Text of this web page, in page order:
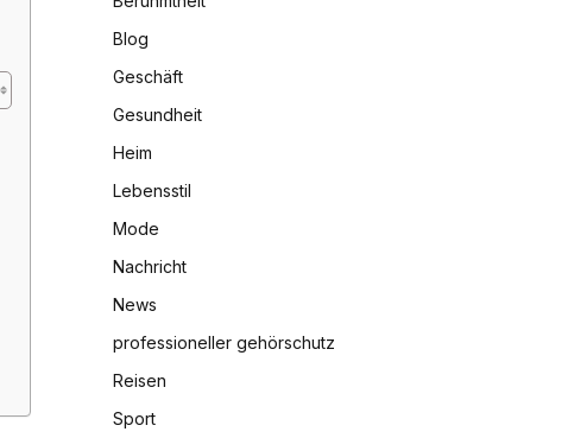
Blog
Geschäft
Gesundheit
Heim
Lebensstil
Mode
Nachricht
News
professioneller gehörschutz
Reisen
Sport